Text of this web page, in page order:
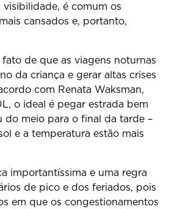
visibilidade, é comum os
cansados e, portanto,
de que as viagens noturnas
da criança e gerar altas crises
com Renata Waksman,
o ideal é pegar estrada bem
do meio para o final da tarde –
e a temperatura estão mais
importantíssima e uma regra
de pico e dos feriados, pois
em que os congestionamentos